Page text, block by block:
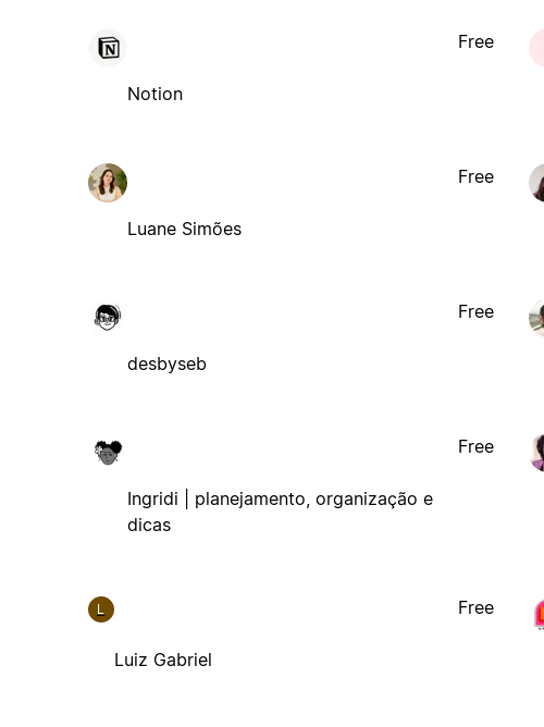
Notion
Free
Luane Simões
Free
desbyseb
Free
Ingridi | planejamento, organização e
dicas
Free
L
Luiz Gabriel
Free